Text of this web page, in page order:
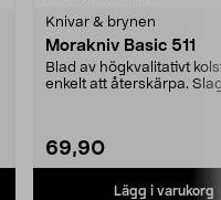
Knivar & brynen
Morakniv Basic 511
Blad av högkvalitativt
enkelt att återskärpa.
69,90
Lägg i varukorg